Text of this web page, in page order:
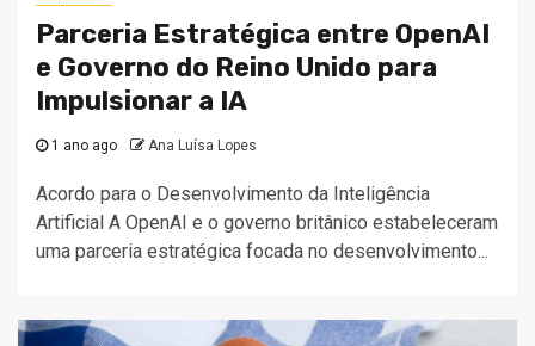
Parceria Estratégica entre OpenAI
e Governo do Reino Unido para
Impulsionar a IA
1 ano ago Ana Luísa Lopes
Acordo para o Desenvolvimento da Inteligência
Artificial A OpenAI e o governo britânico estabeleceram
uma parceria estratégica focada no desenvolvimento...